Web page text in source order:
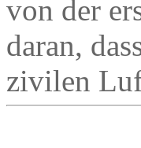
von der
daran,
zivilen